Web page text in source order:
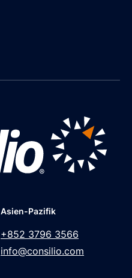
Asien-Pazifik
+852 3796 3566
info@consilio.com